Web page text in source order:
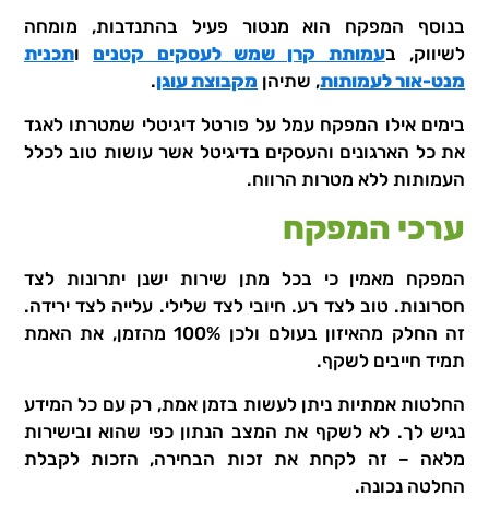
בנוסף המפקח הוא מנטור פעיל בהתנדבות, מומחה
לשיווק, בעמותת קרן שמש לעסקים קטנים ותכנית
מנט-אור לעמותות, שתיהן מקבוצת עוגן.
בימים אילו המפקח עמל על פורטל דיגיטלי שמטרתו לאגד
את כל הארגונים והעסקים בדיגיטל אשר עושות טוב לכלל
העמותות ללא מטרות הרווח.
ערכי המפקח
המפקח מאמין כי בכל מתן שירות ישנן יתרונות לצד
חסרונות. טוב לצד רע. חיובי לצד שלילי. עלייה לצד ירידה.
זה החלק מהאיזון בעולם ולכן 100% מהזמן, את האמת
תמיד חייבים לשקף.
החלטות אמתיות ניתן לעשות בזמן אמת, רק עם כל המידע
נגיש לך. לא לשקף את המצב הנתון כפי שהוא ובישירות
מלאה – זה לקחת את זכות הבחירה, הזכות לקבלת
החלטה נכונה.